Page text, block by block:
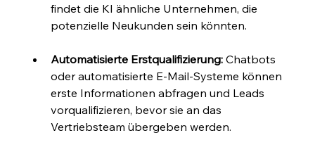
findet die KI ähnliche Unternehmen, die
potenzielle Neukunden sein könnten.
Automatisierte Erstqualifizierung: Chatbots
oder automatisierte E-Mail-Systeme können
erste Informationen abfragen und Leads
vorqualifizieren, bevor sie an das
Vertriebsteam übergeben werden.